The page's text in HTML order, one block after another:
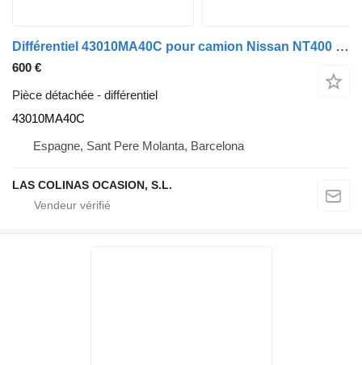
Différentiel 43010MA40C pour camion Nissan NT400 CABSTAR
600 €
Pièce détachée - différentiel
43010MA40C
Espagne, Sant Pere Molanta, Barcelona
LAS COLINAS OCASION, S.L.